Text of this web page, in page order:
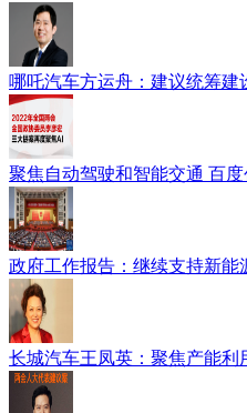
哪吒汽车方运舟：建议统筹
聚焦自动驾驶和智能交通 百
政府工作报告：继续支持新能
长城汽车王凤英：聚焦产能